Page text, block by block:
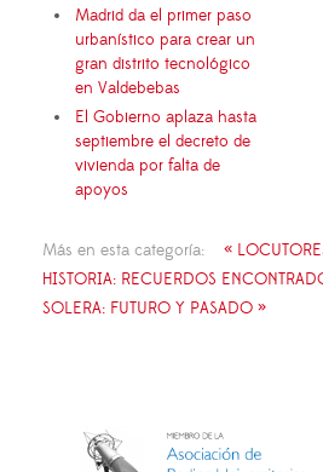
Madrid da el primer paso
urbanístico para crear un
gran distrito tecnológico
en Valdebebas
El Gobierno aplaza hasta
septiembre el decreto de
vivienda por falta de
apoyos
Más en esta categoría:
«
HISTORIA: RECUERDOS
SOLERA: FUTURO Y PASADO »